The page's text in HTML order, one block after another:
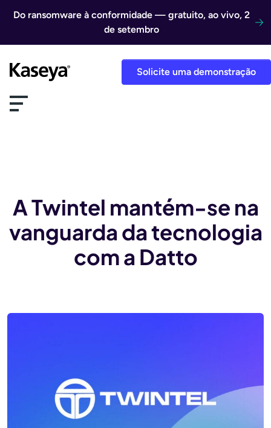
Do ransomware à conformidade — gratuito, ao vivo, 2
de setembro
Solicite uma demonstração
A Twintel mantém-se na
vanguarda da tecnologia
com a Datto